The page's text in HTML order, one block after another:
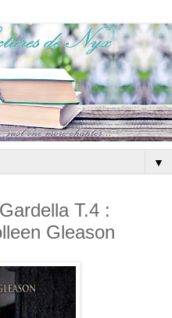
▼
T.4 :
Gleason